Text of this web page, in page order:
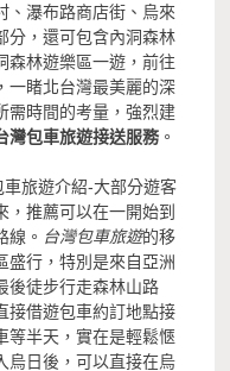
、瀑布路商店街、烏來
分，還可包含內洞森林
森林遊樂區一遊，前往
一睹北台灣最美麗的深
需時間的考量，強烈建
灣包車旅遊接送服務 。
旅遊介紹-大部分遊客
，推薦可以在一開始到
線。 台灣包車旅遊的移
盛行，特別是來自亞洲
後徒步行走森林山路
接借遊包車約訂地點接
等半天，實在是輕鬆愜
烏日後，可以直接在烏